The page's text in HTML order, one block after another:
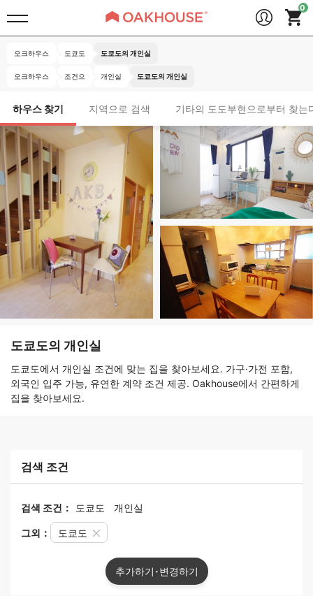
오크하우스 도쿄도 도쿄도의 개인실
오크하우스 조건으 개인실 도쿄도의 개인실
하우스 찾기 지역으로 검색 기타의 도도부현으로부터 찾는
도쿄도의 개인실
도쿄도에서 개인실 조건에 맞는 집을 찾아보세요. 가구·가전 포함,
외국인 입주 가능, 유연한 계약 조건 제공. Oakhouse에서 간편하게
집을 찾아보세요.
검색 조건
검색 조건： 도쿄도 개인실
그외： 도쿄도
추가하기･변경하기